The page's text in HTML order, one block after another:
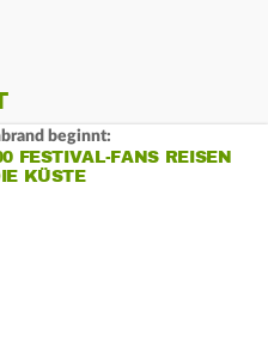
beginnt:
FESTIVAL-FANS REISEN
KÜSTE